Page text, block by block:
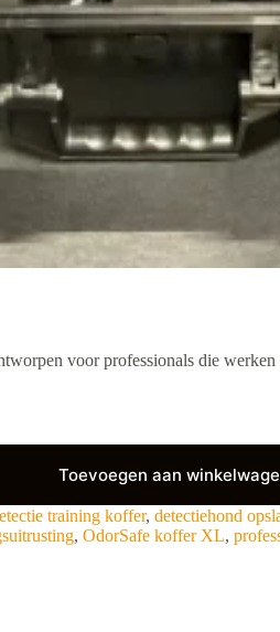
voor professionals die
Toevoegen aan
training koffer, detectiehond
, OdorSafe koffer XL,